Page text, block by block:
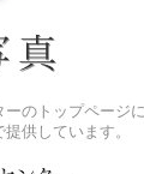
のトップページ
供しています。